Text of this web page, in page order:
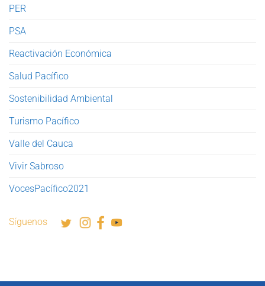
PER
PSA
Reactivación Económica
Salud Pacífico
Sostenibilidad Ambiental
Turismo Pacífico
Valle del Cauca
Vivir Sabroso
VocesPacífico2021
Síguenos